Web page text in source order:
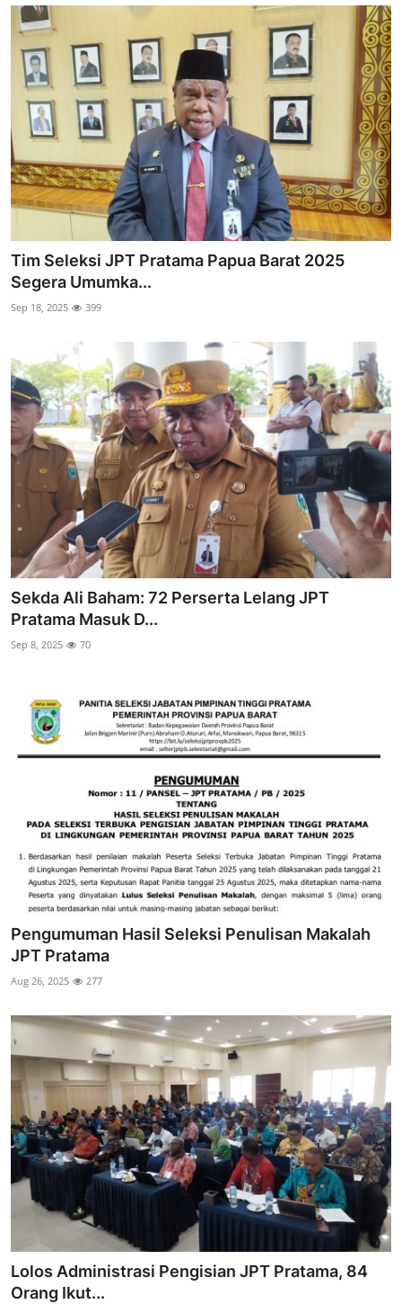
Tim Seleksi JPT Pratama Papua Barat 2025
Segera Umumka...
Sep 18, 2025 399
Sekda Ali Baham: 72 Perserta Lelang JPT
Pratama Masuk D...
Sep 8, 2025 70
Pengumuman Hasil Seleksi Penulisan Makalah
JPT Pratama
Aug 26, 2025 277
Lolos Administrasi Pengisian JPT Pratama, 84
Orang Ikut...